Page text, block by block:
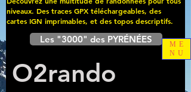
niveaux. Des traces GPX téléchargeables, des
cartes IGN imprimables, et des topos descriptifs.
Les "3000" des PYRÉNÉES
O2rando
ME
NU